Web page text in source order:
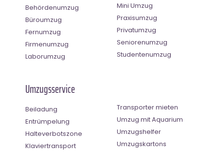
Behördenumzug
Büroumzug
Fernumzug
Firmenumzug
Laborumzug
Mini Umzug
Praxisumzug
Privatumzug
Seniorenumzug
Studentenumzug
Umzugsservice
Beiladung
Entrümpelung
Halteverbotszone
Klaviertransport
Transporter mieten
Umzug mit Aquarium
Umzugshelfer
Umzugskartons